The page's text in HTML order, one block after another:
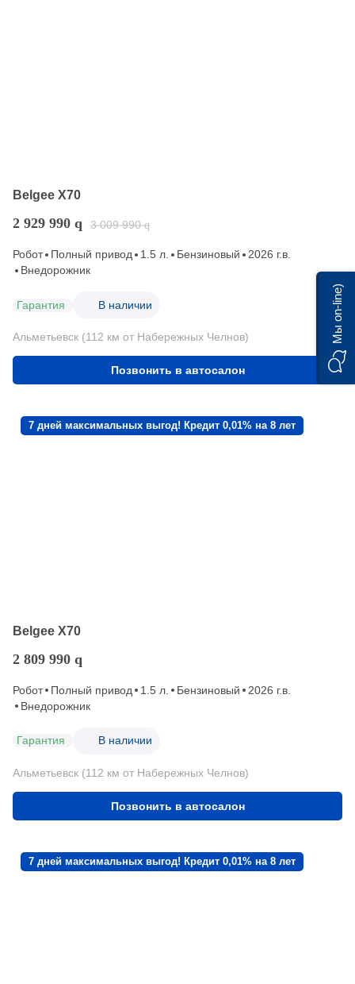
Belgee X70
2 929 990 q 3 009 990 q
Робот Полный привод 1.5 л. Бензиновый
2026 г.в.
Внедорожник
Гарантия В наличии
Альметьевск (112 км от Набережных Челнов)
Позвонить в автосалон
7 дней максимальных выгод! Кредит 0,01% на 8 лет
Belgee X70
2 809 990 q
Робот Полный привод 1.5 л. Бензиновый
2026 г.в.
Внедорожник
Гарантия В наличии
Альметьевск (112 км от Набережных Челнов)
Позвонить в автосалон
7 дней максимальных выгод! Кредит 0,01% на 8 лет
Мы on-line)